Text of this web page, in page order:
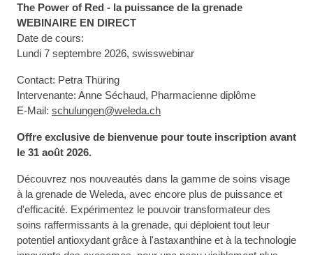
The Power of Red - la puissance de la grenade
WEBINAIRE EN DIRECT
Date de cours:
Lundi 7 septembre 2026, swisswebinar
Contact: Petra Thüring
Intervenante: Anne Séchaud, Pharmacienne diplôme
E-Mail: schulungen@weleda.ch
Offre exclusive de bienvenue pour toute inscription avant
le 31 août 2026.
Découvrez nos nouveautés dans la gamme de soins visage
à la grenade de Weleda, avec encore plus de puissance et
d'efficacité. Expérimentez le pouvoir transformateur des
soins raffermissants à la grenade, qui déploient tout leur
potentiel antioxydant grâce à l'astaxanthine et à la technologie